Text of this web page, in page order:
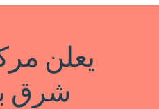
يعلن
شرق